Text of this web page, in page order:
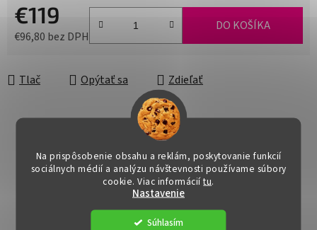
Na prispôsobenie obsahu a reklám, poskytovanie funkcií
sociálnych médií a analýzu návštevnosti používame súbory
cookie. Viac informáciítu.
Nastavenie
Súhlasím
€119
€96,80 bez DPH
DO KOŠÍKA
Tlač Opýtať sa Zdieľať